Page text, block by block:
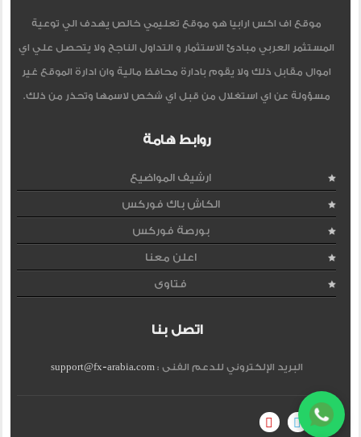
موقع اف اكس ارابيا هو موقع تعليمي خالص يهدف الي توعية
المستثمر العربي مبادئ الاستثمار و التداول الناجح ولا يتحصل علي اي
اموال مقابل ذلك ولا يقوم بادارة محافظ مالية وان ادارة الموقع غير
مسؤولة عن اي استغلال من قبل اي شخص لاسمها وتحذر من ذلك.
روابط هامة
ارشيف المواضيع
الكاش باك فوركس
بورصة فوركس
اعلن معنا
فتاوى
اتصل بنا
البريد الإلكتروني للدعم الفنى :support@fx-arabia.com